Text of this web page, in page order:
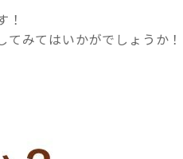
！
みてはいかがでしょうか！